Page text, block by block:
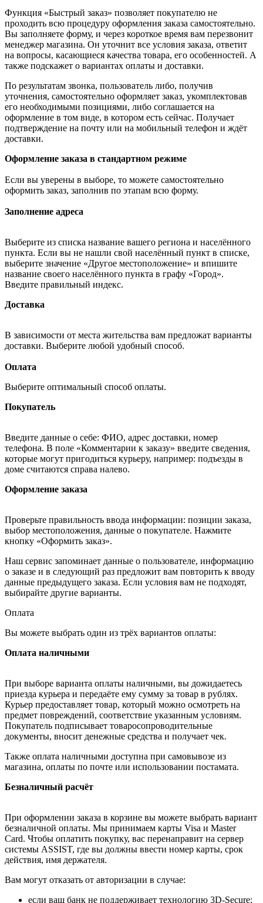
Функция «Быстрый заказ» позволяет покупателю не
проходить всю процедуру оформления заказа самостоятельно.
Вы заполняете форму, и через короткое время вам перезвонит
менеджер магазина. Он уточнит все условия заказа, ответит
на вопросы, касающиеся качества товара, его особенностей. А
также подскажет о вариантах оплаты и доставки.
По результатам звонка, пользователь либо, получив
уточнения, самостоятельно оформляет заказ, укомплектовав
его необходимыми позициями, либо соглашается на
оформление в том виде, в котором есть сейчас. Получает
подтверждение на почту или на мобильный телефон и ждёт
доставки.
Оформление заказа в стандартном режиме
Если вы уверены в выборе, то можете самостоятельно
оформить заказ, заполнив по этапам всю форму.
Заполнение адреса
Выберите из списка название вашего региона и населённого
пункта. Если вы не нашли свой населённый пункт в списке,
выберите значение «Другое местоположение» и впишите
название своего населённого пункта в графу «Город».
Введите правильный индекс.
Доставка
В зависимости от места жительства вам предложат варианты
доставки. Выберите любой удобный способ.
Оплата
Выберите оптимальный способ оплаты.
Покупатель
Введите данные о себе: ФИО, адрес доставки, номер
телефона. В поле «Комментарии к заказу» введите сведения,
которые могут пригодиться курьеру, например: подъезды в
доме считаются справа налево.
Оформление заказа
Проверьте правильность ввода информации: позиции заказа,
выбор местоположения, данные о покупателе. Нажмите
кнопку «Оформить заказ».
Наш сервис запоминает данные о пользователе, информацию
о заказе и в следующий раз предложит вам повторить к вводу
данные предыдущего заказа. Если условия вам не подходят,
выбирайте другие варианты.
Оплата
Вы можете выбрать один из трёх вариантов оплаты:
Оплата наличными
При выборе варианта оплаты наличными, вы дожидаетесь
приезда курьера и передаёте ему сумму за товар в рублях.
Курьер предоставляет товар, который можно осмотреть на
предмет повреждений, соответствие указанным условиям.
Покупатель подписывает товаросопроводительные
документы, вносит денежные средства и получает чек.
Также оплата наличными доступна при самовывозе из
магазина, оплаты по почте или использовании постамата.
Безналичный расчёт
При оформлении заказа в корзине вы можете выбрать вариант
безналичной оплаты. Мы принимаем карты Visa и Master
Card. Чтобы оплатить покупку, вас перенаправит на сервер
системы ASSIST, где вы должны ввести номер карты, срок
действия, имя держателя.
Вам могут отказать от авторизации в случае:
если ваш банк не поддерживает технологию 3D-Secure;